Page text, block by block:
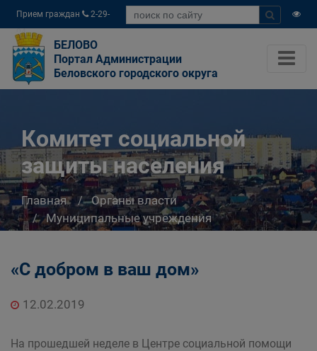
Прием граждан
2-29-
04
БЕЛОВО
Портал Администрации
Беловского городского округа
Комитет социальной
защиты населения
Главная
Органы власти
Муниципальные учреждения
Комитет социальной защиты населения
«С добром в ваш дом»
12.02.2019
На прошедшей неделе в Центре социальной помощи